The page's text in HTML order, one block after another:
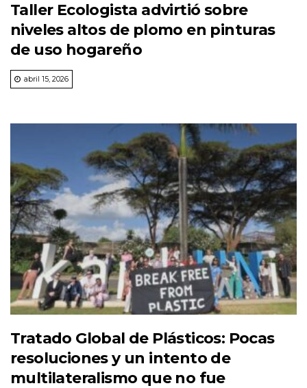
Taller Ecologista advirtió sobre
niveles altos de plomo en pinturas
de uso hogareño
abril 15, 2026
Tratado Global de Plásticos: Pocas
resoluciones y un intento de
multilateralismo que no fue